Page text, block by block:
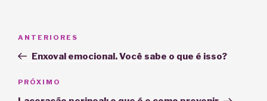
Post
Post
anterior
ANTERIORES
Enxoval emocional. Você sabe o que é isso?
Próximo
post
PRÓXIMO